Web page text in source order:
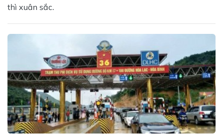
thì xuân sắc.